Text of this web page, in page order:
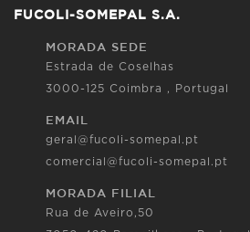
FUCOLI-SOMEPAL S.A.
MORADA SEDE
Estrada de Coselhas
3000-125 Coimbra , Portugal
EMAIL
geral@fucoli-somepal.pt
comercial@fucoli-somepal.pt
MORADA FILIAL
Rua de Aveiro,50